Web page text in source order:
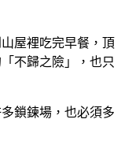
屋裡吃完早餐，頂
不歸之險」，也只
鎖鍊場，也必須多